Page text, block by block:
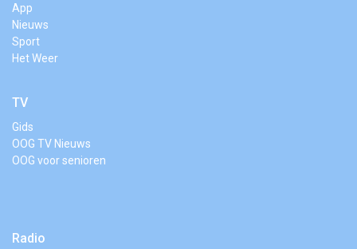
App
Nieuws
Sport
Het Weer
TV
Gids
OOG TV Nieuws
OOG voor senioren
Radio